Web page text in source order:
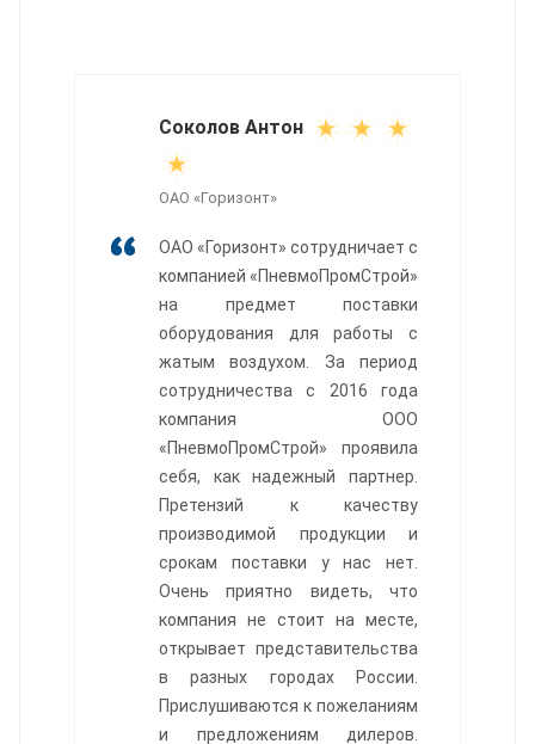
Соколов Антон
ОАО «Горизонт»
ОАО «Горизонт» сотрудничает с
компанией «ПневмоПромСтрой»
на предмет поставки
оборудования для работы с
жатым воздухом. За период
сотрудничества с 2016 года
компания ООО
«ПневмоПромСтрой» проявила
себя, как надежный партнер.
Претензий к качеству
производимой продукции и
срокам поставки у нас нет.
Очень приятно видеть, что
компания не стоит на месте,
открывает представительства
в разных городах России.
Прислушиваются к пожеланиям
и предложениям дилеров.